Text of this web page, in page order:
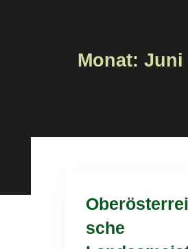
Monat: Juni
sche